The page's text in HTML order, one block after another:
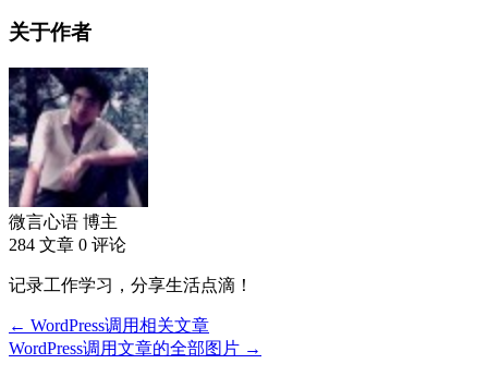
关于作者
微言心语 博主
284 文章 0 评论
记录工作学习，分享生活点滴！
← WordPress调用相关文章
WordPress调用文章的全部图片 →